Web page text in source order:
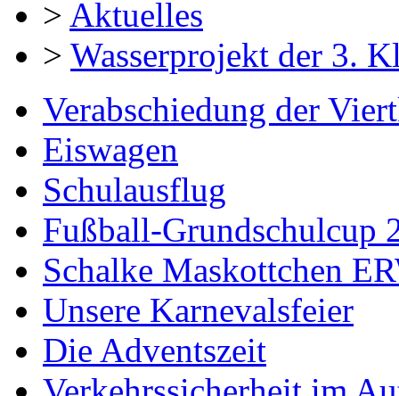
> Aktuelles
> Wasserprojekt der 3.
Verabschiedung der
Eiswagen
Schulausflug
Fußball-Grundschulcup
Schalke Maskottchen
Unsere Karnevalsfeier
Die Adventszeit